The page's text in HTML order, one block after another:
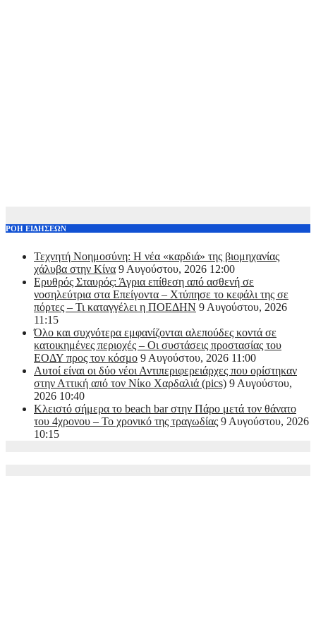
ΡΟΗ ΕΙΔΗΣΕΩΝ
Τεχνητή Νοημοσύνη: Η νέα «καρδιά» της βιομηχανίας
χάλυβα στην Κίνα 9 Αυγούστου, 2026 12:00
Ερυθρός Σταυρός: Άγρια επίθεση από ασθενή σε
νοσηλεύτρια στα Επείγοντα – Χτύπησε το κεφάλι της σε
πόρτες – Τι καταγγέλει η ΠΟΕΔΗΝ 9 Αυγούστου, 2026
11:15
Όλο και συχνότερα εμφανίζονται αλεπούδες κοντά σε
κατοικημένες περιοχές – Οι συστάσεις προστασίας του
ΕΟΔΥ προς τον κόσμο 9 Αυγούστου, 2026 11:00
Αυτοί είναι οι δύο νέοι Αντιπεριφερειάρχες που ορίστηκαν
στην Αττική από τον Νίκο Χαρδαλιά (pics) 9 Αυγούστου,
2026 10:40
Κλειστό σήμερα το beach bar στην Πάρο μετά τον θάνατο
του 4χρονου – Το χρονικό της τραγωδίας 9 Αυγούστου, 2026
10:15